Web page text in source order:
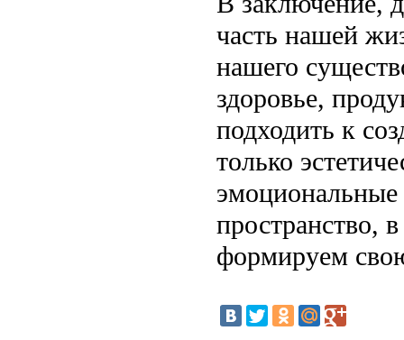
часть нашей
нашего
здоровье,
подходить к
только
эмоциональные
пространство,
формируем